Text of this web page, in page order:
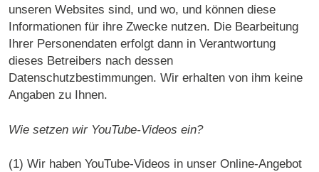
unseren Websites sind, und wo, und können diese
Informationen für ihre Zwecke nutzen. Die Bearbeitung
Ihrer Personendaten erfolgt dann in Verantwortung
dieses Betreibers nach dessen
Datenschutzbestimmungen. Wir erhalten von ihm keine
Angaben zu Ihnen.
Wie setzen wir YouTube-Videos ein?
(1) Wir haben YouTube-Videos in unser Online-Angebot